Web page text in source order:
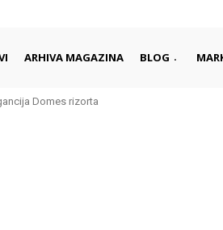
ARHIVA MAGAZINA BLOG
Domes rizorta